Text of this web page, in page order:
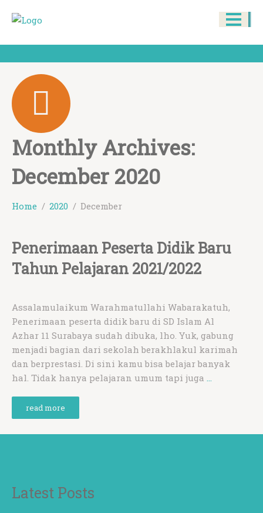
Monthly Archives:
December 2020
Home 2020 December
Penerimaan Peserta Didik Baru
Tahun Pelajaran 2021/2022
Assalamulaikum Warahmatullahi Wabarakatuh,
Penerimaan peserta didik baru di SD Islam Al
Azhar 11 Surabaya sudah dibuka, lho. Yuk, gabung
menjadi bagian dari sekolah berakhlakul karimah
dan berprestasi. Di sini kamu bisa belajar banyak
hal. Tidak hanya pelajaran umum tapi juga …
read more
Latest Posts